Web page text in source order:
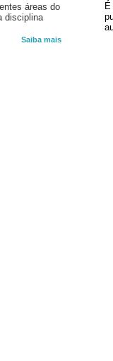
áreas do
disciplina
Saiba mais